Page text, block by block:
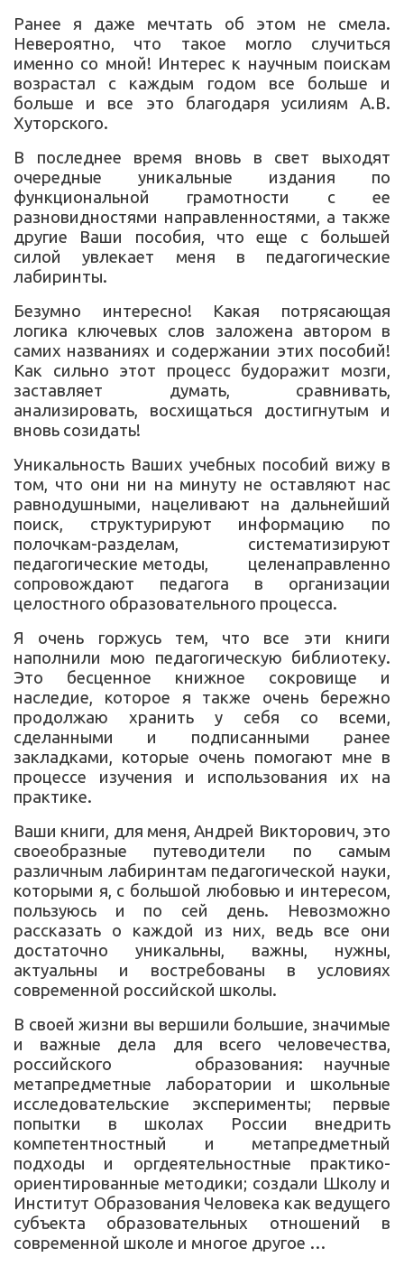
Ранее я даже мечтать об этом не смела.
Невероятно, что такое могло случиться
именно со мной! Интерес к научным поискам
возрастал с каждым годом все больше и
больше и все это благодаря усилиям А.В.
Хуторского.
В последнее время вновь в свет выходят
очередные уникальные издания по
функциональной грамотности с ее
разновидностями направленностями, а также
другие Ваши пособия, что еще с большей
силой увлекает меня в педагогические
лабиринты.
Безумно интересно! Какая потрясающая
логика ключевых слов заложена автором в
самих названиях и содержании этих пособий!
Как сильно этот процесс будоражит мозги,
заставляет думать, сравнивать,
анализировать, восхищаться достигнутым и
вновь созидать!
Уникальность Ваших учебных пособий вижу в
том, что они ни на минуту не оставляют нас
равнодушными, нацеливают на дальнейший
поиск, структурируют информацию по
полочкам-разделам, систематизируют
педагогические методы, целенаправленно
сопровождают педагога в организации
целостного образовательного процесса.
Я очень горжусь тем, что все эти книги
наполнили мою педагогическую библиотеку.
Это бесценное книжное сокровище и
наследие, которое я также очень бережно
продолжаю хранить у себя со всеми,
сделанными и подписанными ранее
закладками, которые очень помогают мне в
процессе изучения и использования их на
практике.
Ваши книги, для меня, Андрей Викторович, это
своеобразные путеводители по самым
различным лабиринтам педагогической науки,
которыми я, с большой любовью и интересом,
пользуюсь и по сей день. Невозможно
рассказать о каждой из них, ведь все они
достаточно уникальны, важны, нужны,
актуальны и востребованы в условиях
современной российской школы.
В своей жизни вы вершили большие, значимые
и важные дела для всего человечества,
российского образования: научные
метапредметные лаборатории и школьные
исследовательские эксперименты; первые
попытки в школах России внедрить
компетентностный и метапредметный
подходы и оргдеятельностные практико-
ориентированные методики; создали Школу и
Институт Образования Человека как ведущего
субъекта образовательных отношений в
современной школе и многое другое …